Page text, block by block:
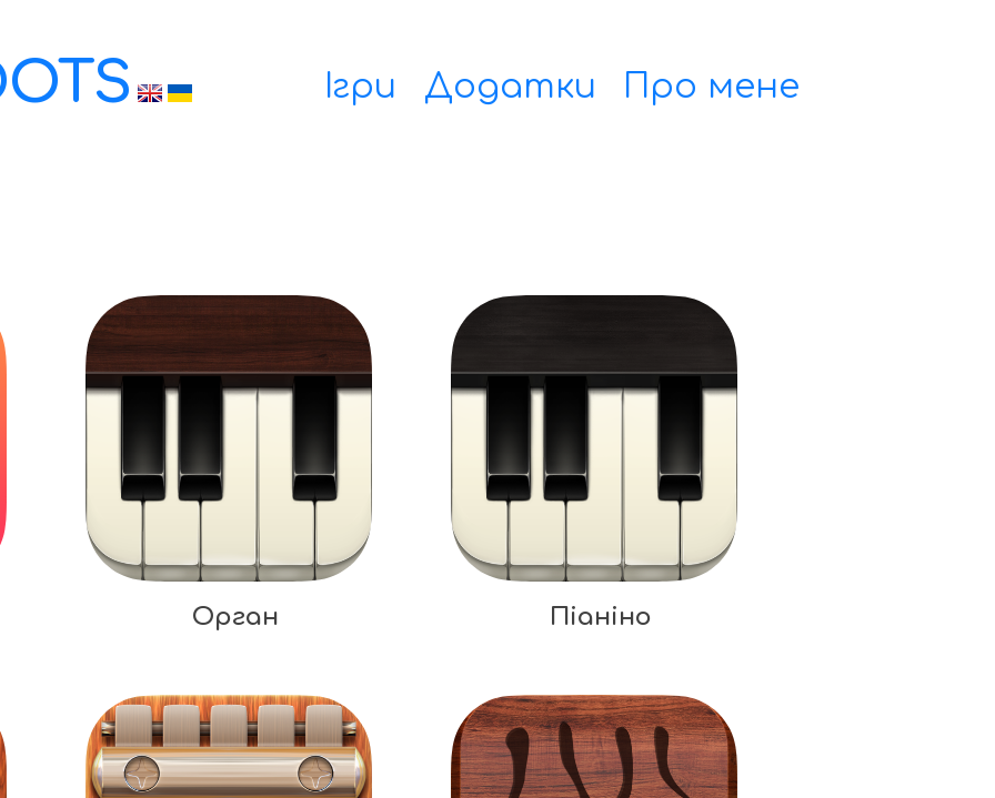
Ігри Додатки Про мене
Орган Піаніно